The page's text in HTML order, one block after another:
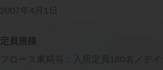
2007年4月1日
定員規模
フロース東糀谷：入所定員180名／デ